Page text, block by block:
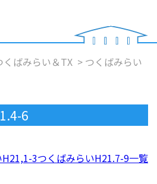
くばみらい＆TX > つくばみらい
6
3つくばみらいH21.7-9一覧